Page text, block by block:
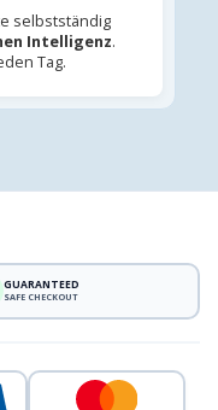
selbstständig
Intelligenz.
Tag.
GUARANTEED
SAFE CHECKOUT